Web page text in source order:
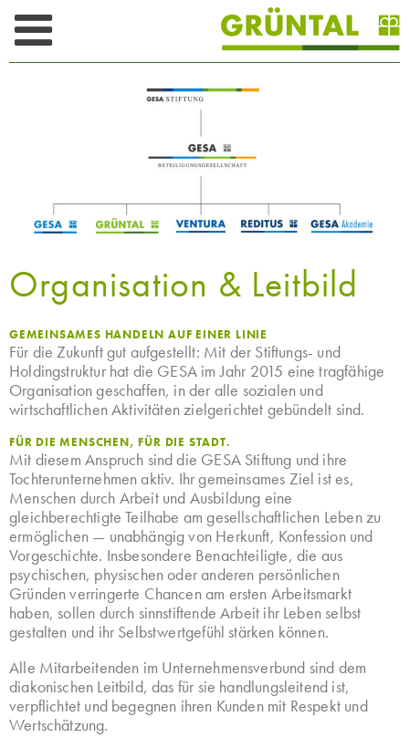
Organisation & Leitbild
GEMEINSAMES HANDELN AUF EINER LINIE
Für die Zukunft gut aufgestellt: Mit der Stiftungs- und
Holdingstruktur hat die GESA im Jahr 2015 eine tragfähige
Organisation geschaffen, in der alle sozialen und
wirtschaftlichen Aktivitäten zielgerichtet gebündelt sind.
FÜR DIE MENSCHEN, FÜR DIE STADT.
Mit diesem Anspruch sind die GESA Stiftung und ihre
Tochterunternehmen aktiv. Ihr gemeinsames Ziel ist es,
Menschen durch Arbeit und Ausbildung eine
gleichberechtigte Teilhabe am gesellschaftlichen Leben zu
ermöglichen — unabhängig von Herkunft, Konfession und
Vorgeschichte. Insbesondere Benachteiligte, die aus
psychischen, physischen oder anderen persönlichen
Gründen verringerte Chancen am ersten Arbeitsmarkt
haben, sollen durch sinnstiftende Arbeit ihr Leben selbst
gestalten und ihr Selbstwertgefühl stärken können.
Alle Mitarbeitenden im Unternehmensverbund sind dem
diakonischen Leitbild, das für sie handlungsleitend ist,
verpflichtet und begegnen ihren Kunden mit Respekt und
Wertschätzung.